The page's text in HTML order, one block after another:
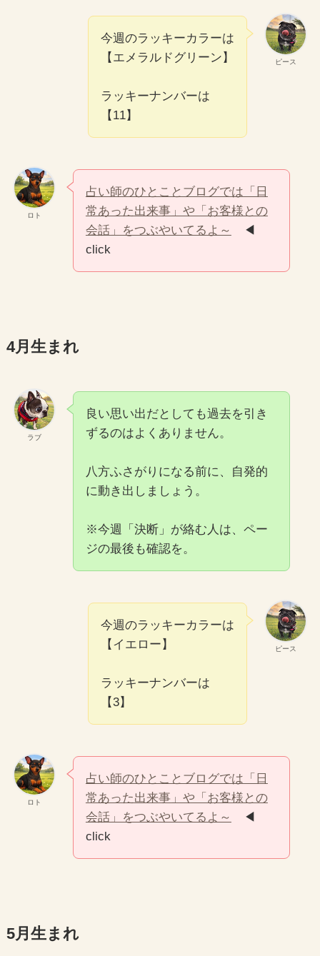
ピース
今週のラッキーカラーは
【エメラルドグリーン】
ラッキーナンバーは
【11】
ロト
占い師のひとことブログでは「日
常あった出来事」や「お客様との
会話」をつぶやいてるよ～
◀
click
4月生まれ
ラブ
良い思い出だとしても過去を引き
ずるのはよくありません。
八方ふさがりになる前に、自発的
に動き出しましょう。
※今週「決断」が絡む人は、ペー
ジの最後も確認を。
ピース
今週のラッキーカラーは
【イエロー】
ラッキーナンバーは
【3】
ロト
占い師のひとことブログでは「日
常あった出来事」や「お客様との
会話」をつぶやいてるよ～
◀
click
5月生まれ